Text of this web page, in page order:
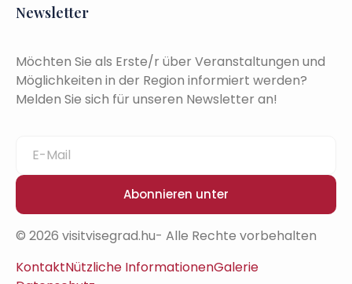
Newsletter
Möchten Sie als Erste/r über Veranstaltungen und
Möglichkeiten in der Region informiert werden?
Melden Sie sich für unseren Newsletter an!
Abonnieren unter
© 2026 visitvisegrad.hu- Alle Rechte vorbehalten
KontaktNützliche InformationenGalerie